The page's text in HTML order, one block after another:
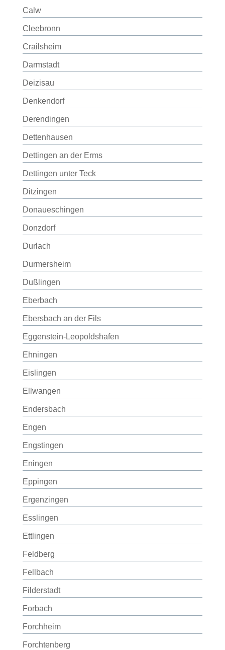
Calw
Cleebronn
Crailsheim
Darmstadt
Deizisau
Denkendorf
Derendingen
Dettenhausen
Dettingen an der Erms
Dettingen unter Teck
Ditzingen
Donaueschingen
Donzdorf
Durlach
Durmersheim
Dußlingen
Eberbach
Ebersbach an der Fils
Eggenstein-Leopoldshafen
Ehningen
Eislingen
Ellwangen
Endersbach
Engen
Engstingen
Eningen
Eppingen
Ergenzingen
Esslingen
Ettlingen
Feldberg
Fellbach
Filderstadt
Forbach
Forchheim
Forchtenberg